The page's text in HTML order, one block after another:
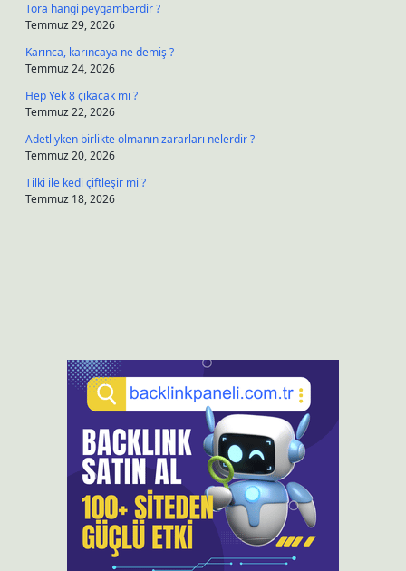
Tora hangi peygamberdir ?
Temmuz 29, 2026
Karınca, karıncaya ne demiş ?
Temmuz 24, 2026
Hep Yek 8 çıkacak mı ?
Temmuz 22, 2026
Adetliyken birlikte olmanın zararları nelerdir ?
Temmuz 20, 2026
Tilki ile kedi çiftleşir mi ?
Temmuz 18, 2026